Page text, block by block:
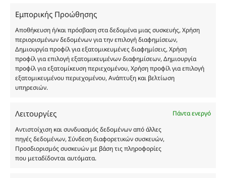
Εμπορικής Προώθησης
Αποθήκευση ή/και πρόσβαση στα δεδομένα μιας συσκευής, Χρήση
περιορισμένων δεδομένων για την επιλογή διαφημίσεων,
Δημιουργία προφίλ για εξατομικευμένες διαφημίσεις, Χρήση
προφίλ για επιλογή εξατομικευμένων διαφημίσεων, Δημιουργία
προφίλ για εξατομίκευση περιεχομένου, Χρήση προφίλ για επιλογή
εξατομικευμένου περιεχομένου, Ανάπτυξη και βελτίωση
υπηρεσιών.
Λειτουργίες
Πάντα ενεργό
Αντιστοίχιση και συνδυασμός δεδομένων από άλλες
πηγές δεδομένων, Σύνδεση διαφορετικών συσκευών,
Προσδιορισμός συσκευών με βάση τις πληροφορίες
που μεταδίδονται αυτόματα.
Eau de parfum
Αγίου Κωνσταντίνου 76
Τ.Κ. 56224, Εύοσμος, Θεσσαλονίκη
Τηλ. 2314 016010
ΑΦΜ 803285309
Ωράριο Καταστήματος